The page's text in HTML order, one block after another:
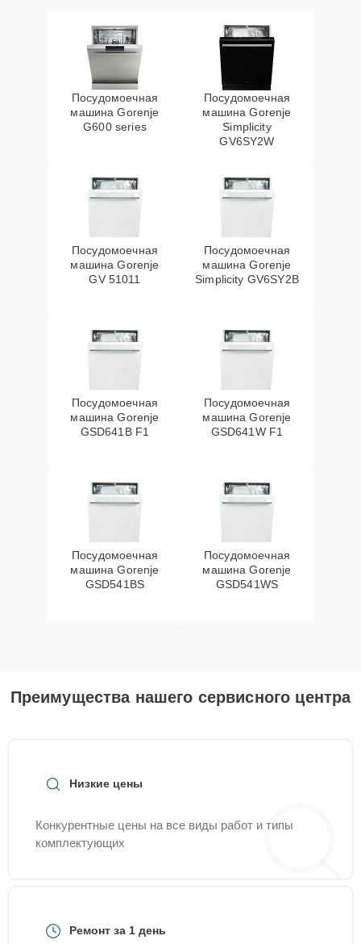
Посудомоечная
машина Gorenje
G600 series
Посудомоечная
машина Gorenje
Simplicity
GV6SY2W
Посудомоечная
машина Gorenje
GV 51011
Посудомоечная
машина Gorenje
Simplicity GV6SY2B
Посудомоечная
машина Gorenje
GSD641B F1
Посудомоечная
машина Gorenje
GSD641W F1
Посудомоечная
машина Gorenje
GSD541BS
Посудомоечная
машина Gorenje
GSD541WS
Преимущества нашего сервисного центра
Низкие цены
Конкурентные цены на все виды работ и типы
комплектующих
Ремонт за 1 день